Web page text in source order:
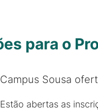
para o
Campus Sousa
Estão abertas as